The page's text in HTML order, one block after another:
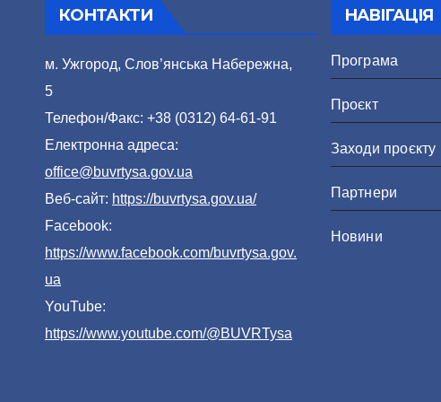
КОНТАКТИ
м. Ужгород, Слов’янська Набережна,
5
Телефон/Факс: +38 (0312) 64-61-91
Електронна адреса:
office@buvrtysa.gov.ua
Веб-сайт: https://buvrtysa.gov.ua/
Facebook:
https://www.facebook.com/buvrtysa.gov.
ua
YouTube:
https://www.youtube.com/@BUVRTysa
НАВІГАЦІЯ
Програма
Проєкт
Заходи проєкту
Партнери
Новини